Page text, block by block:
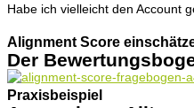
Habe ich vielleicht den Account
Alignment Score
Der
Praxisbeispiel